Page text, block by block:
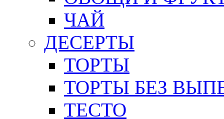
ЧАЙ
ДЕСЕРТЫ
ТОРТЫ
ТОРТЫ БЕЗ
ТЕСТО